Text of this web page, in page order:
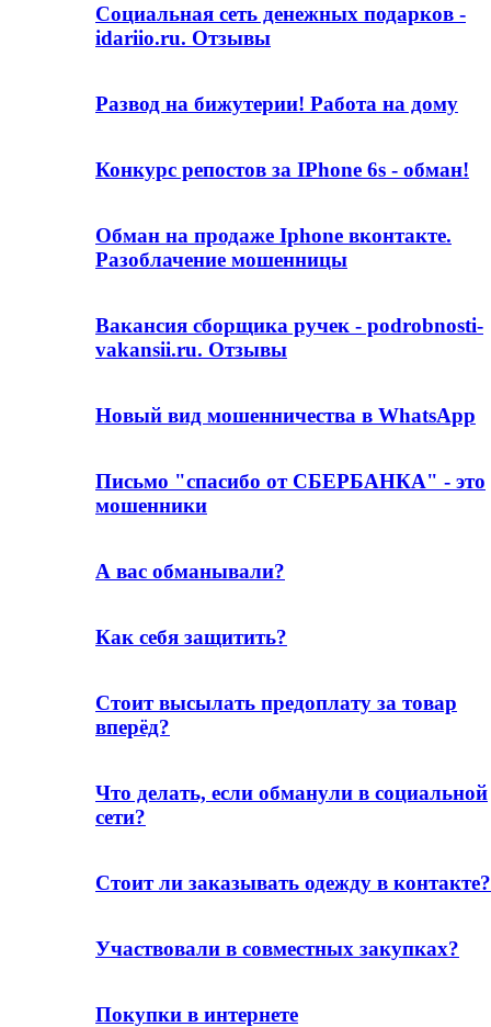
Социальная сеть денежных подарков -
idariio.ru. Отзывы
Развод на бижутерии! Работа на дому
Конкурс репостов за IPhone 6s - обман!
Обман на продаже Iphone вконтакте.
Разоблачение мошенницы
Вакансия сборщика ручек - podrobnosti-
vakansii.ru. Отзывы
Новый вид мошенничества в WhatsApp
Письмо "спасибо от СБЕРБАНКА" - это
мошенники
А вас обманывали?
Как себя защитить?
Стоит высылать предоплату за товар
вперёд?
Что делать, если обманули в социальной
сети?
Стоит ли заказывать одежду в контакте?
Участвовали в совместных закупках?
Покупки в интернете